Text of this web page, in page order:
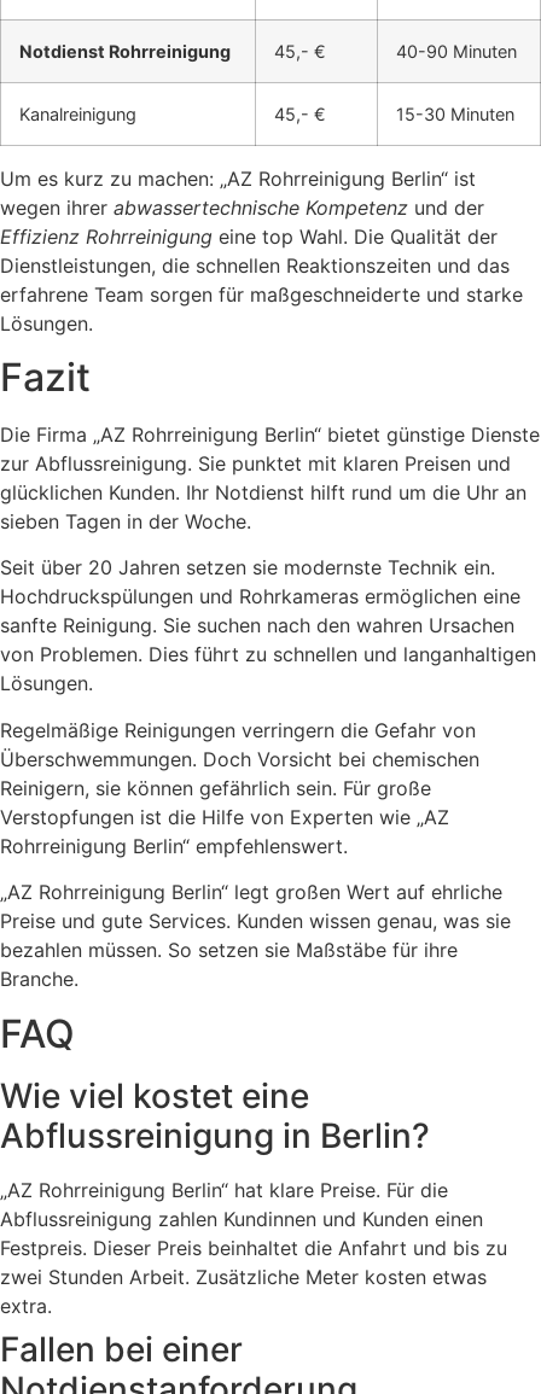
Notdienst Rohrreinigung 45,- € 40-90 Minuten
Kanalreinigung 45,- € 15-30 Minuten
Um es kurz zu machen: „AZ Rohrreinigung Berlin“ ist
wegen ihrer abwassertechnische Kompetenz und der
Effizienz Rohrreinigung eine top Wahl. Die Qualität der
Dienstleistungen, die schnellen Reaktionszeiten und das
erfahrene Team sorgen für maßgeschneiderte und starke
Lösungen.
Fazit
Die Firma „AZ Rohrreinigung Berlin“ bietet günstige Dienste
zur Abflussreinigung. Sie punktet mit klaren Preisen und
glücklichen Kunden. Ihr Notdienst hilft rund um die Uhr an
sieben Tagen in der Woche.
Seit über 20 Jahren setzen sie modernste Technik ein.
Hochdruckspülungen und Rohrkameras ermöglichen eine
sanfte Reinigung. Sie suchen nach den wahren Ursachen
von Problemen. Dies führt zu schnellen und langanhaltigen
Lösungen.
Regelmäßige Reinigungen verringern die Gefahr von
Überschwemmungen. Doch Vorsicht bei chemischen
Reinigern, sie können gefährlich sein. Für große
Verstopfungen ist die Hilfe von Experten wie „AZ
Rohrreinigung Berlin“ empfehlenswert.
„AZ Rohrreinigung Berlin“ legt großen Wert auf ehrliche
Preise und gute Services. Kunden wissen genau, was sie
bezahlen müssen. So setzen sie Maßstäbe für ihre
Branche.
FAQ
Wie viel kostet eine
Abflussreinigung in Berlin?
„AZ Rohrreinigung Berlin“ hat klare Preise. Für die
Abflussreinigung zahlen Kundinnen und Kunden einen
Festpreis. Dieser Preis beinhaltet die Anfahrt und bis zu
zwei Stunden Arbeit. Zusätzliche Meter kosten etwas
extra.
Fallen bei einer